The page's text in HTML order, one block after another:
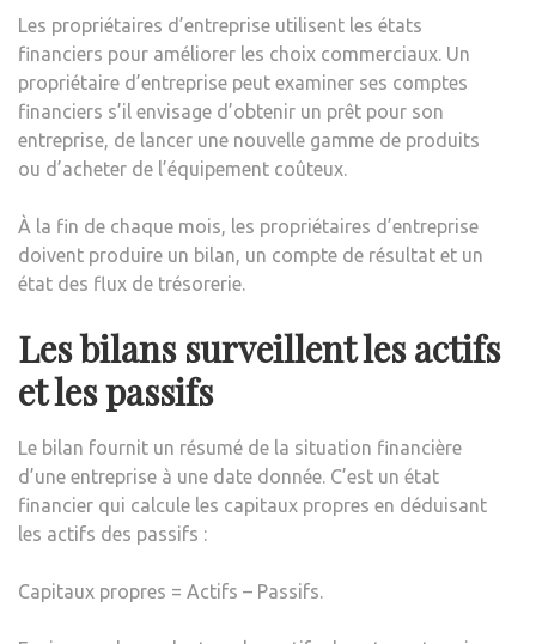
Les propriétaires d’entreprise utilisent les états
financiers pour améliorer les choix commerciaux. Un
propriétaire d’entreprise peut examiner ses comptes
financiers s’il envisage d’obtenir un prêt pour son
entreprise, de lancer une nouvelle gamme de produits
ou d’acheter de l’équipement coûteux.
À la fin de chaque mois, les propriétaires d’entreprise
doivent produire un bilan, un compte de résultat et un
état des flux de trésorerie.
Les bilans surveillent les actifs
et les passifs
Le bilan fournit un résumé de la situation financière
d’une entreprise à une date donnée. C’est un état
financier qui calcule les capitaux propres en déduisant
les actifs des passifs :
Capitaux propres = Actifs – Passifs.